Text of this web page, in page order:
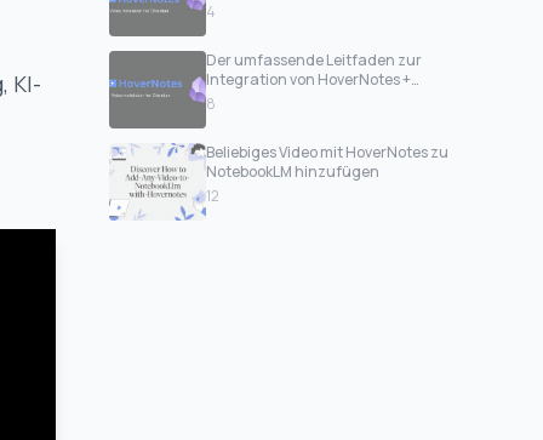
KI-
4
Der umfassende Leitfaden zur
Integration von HoverNotes +
Obsidian
8
Beliebiges Video mit HoverNotes zu
NotebookLM hinzufügen
12